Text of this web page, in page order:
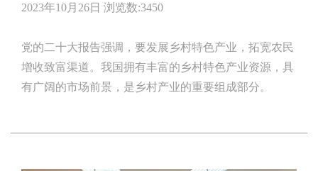
2023年10月26日 浏览数:3450
党的二十大报告强调，要发展乡村特色产业，拓宽农民
增收致富渠道。我国拥有丰富的乡村特色产业资源，具
有广阔的市场前景，是乡村产业的重要组成部分。